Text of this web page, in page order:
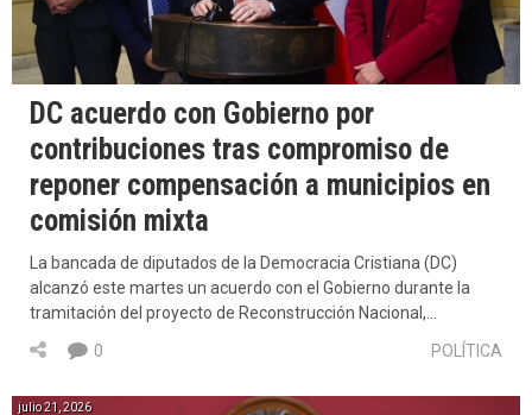
DC acuerdo con Gobierno por
contribuciones tras compromiso de
reponer compensación a municipios en
comisión mixta
La bancada de diputados de la Democracia Cristiana (DC)
alcanzó este martes un acuerdo con el Gobierno durante la
tramitación del proyecto de Reconstrucción Nacional,…
POLÍTICA
0
julio 21, 2026